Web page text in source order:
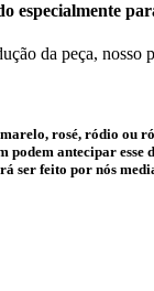
especialmente
da peça, nosso
rosé, ródio ou
podem antecipar
ser feito por nós